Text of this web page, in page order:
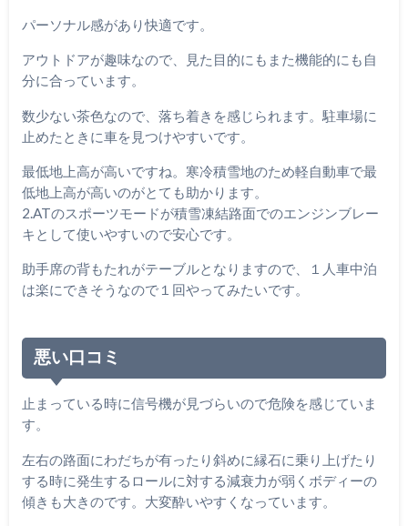
パーソナル感があり快適です。
アウトドアが趣味なので、見た目的にもまた機能的にも自
分に合っています。
数少ない茶色なので、落ち着きを感じられます。駐車場に
止めたときに車を見つけやすいです。
最低地上高が高いですね。寒冷積雪地のため軽自動車で最
低地上高が高いのがとても助かります。
2.ATのスポーツモードが積雪凍結路面でのエンジンブレー
キとして使いやすいので安心です。
助手席の背もたれがテーブルとなりますので、１人車中泊
は楽にできそうなので１回やってみたいです。
悪い口コミ
止まっている時に信号機が見づらいので危険を感じていま
す。
左右の路面にわだちが有ったり斜めに縁石に乗り上げたり
する時に発生するロールに対する減衰力が弱くボディーの
傾きも大きのです。大変酔いやすくなっています。